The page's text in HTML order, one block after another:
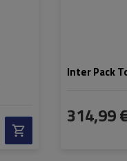
Inter Pack
314,99